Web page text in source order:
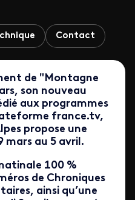
Contact
de "Montagne
son nouveau
aux programmes
france.tv,
propose une
mars au 5 avril.
100 %
de Chroniques
ainsi qu’une